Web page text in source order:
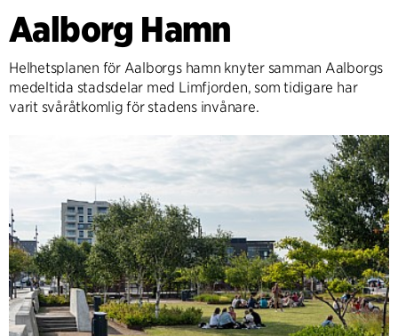
Aalborg Hamn
Helhetsplanen för Aalborgs hamn knyter samman Aalborgs
medeltida stadsdelar med Limfjorden, som tidigare har
varit svåråtkomlig för stadens invånare.